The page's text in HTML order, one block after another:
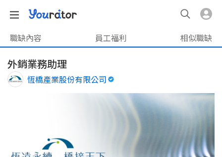
職缺內容 員工福利 相似職缺
外銷業務助理
恆橋產業股份有限公司